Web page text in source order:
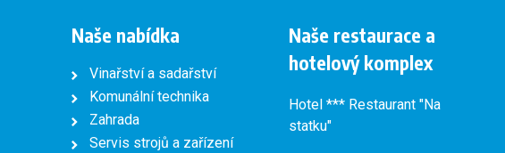
Naše nabídka
Vinařství a sadařství
Komunální technika
Zahrada
Servis strojů a zařízení
Naše restaurace a
hotelový komplex
Hotel *** Restaurant "Na
statku"